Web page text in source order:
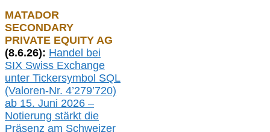
MATADOR
SECONDARY
PRIVATE EQUITY AG
(8.6.26): Handel bei
SIX Swiss Exchange
unter Tickersymbol SQL
(Valoren-Nr. 4’279’720)
ab 15. Juni 2026 –
Notierung stärkt die
Präsenz am Schweizer